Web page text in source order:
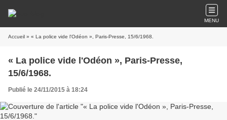
MENU
Accueil » « La police vide l'Odéon », Paris-Presse, 15/6/1968.
« La police vide l'Odéon », Paris-Presse,
15/6/1968.
Publié le 24/11/2015 à 18:24